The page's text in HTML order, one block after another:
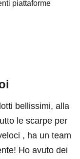
piattaforme
bellissimi, alla
le scarpe per
, ha un team
Ho avuto dei